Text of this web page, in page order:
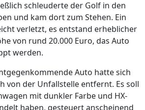
schleuderte der Golf in den
und kam dort zum Stehen. Ein
verletzt, es entstand erheblicher
von rund 20.000 Euro, das Auto
werden.
Auto hatte sich
von der Unfallstelle entfernt. Es soll
mit dunkler Farbe und HX-
haben, gesteuert anscheinend